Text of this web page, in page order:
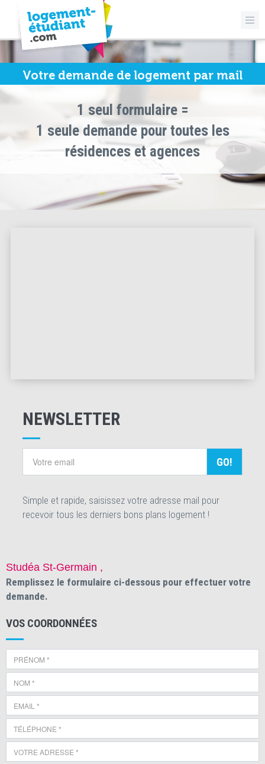
Votre demande de logement par mail
1 seul formulaire =
1 seule demande pour toutes les
résidences et agences
NEWSLETTER
GO!
Simple et rapide, saisissez votre adresse mail pour
recevoir tous les derniers bons plans logement !
Studéa St-Germain ,
Remplissez le formulaire ci-dessous pour effectuer votre
demande.
VOS COORDONNÉES